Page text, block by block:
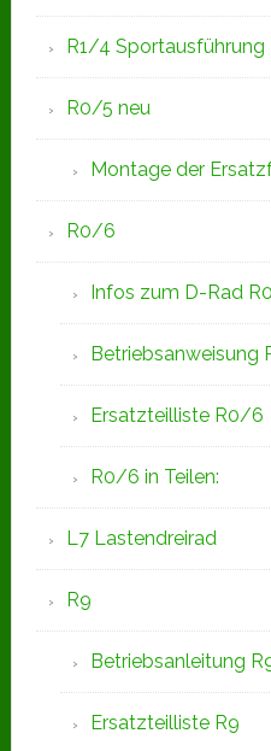
R1/4 Sportausführung
R0/5 neu
Montage der
R0/6
Infos zum D-Rad
Betriebsanweisung
Ersatzteilliste R0/6
R0/6 in Teilen:
L7 Lastendreirad
R9
Betriebsanleitung
Ersatzteilliste R9